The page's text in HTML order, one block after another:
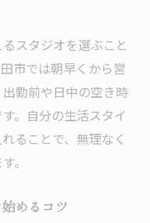
ィス選び方ガイド
で失敗しない方法
の選び方を徹底解
べきポイントと
スタジオを選ぶこと
市では朝早くから営
勤前や日中の空き時
。自分の生活スタイ
ることで、無理なく
。
めるコツ